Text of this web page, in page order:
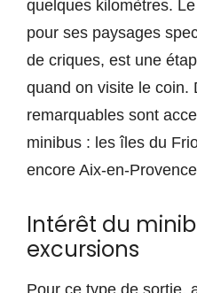
quelques kilomètres.
pour ses paysages
de criques, est une
quand on visite le coin.
remarquables sont
minibus : les îles du
encore Aix-en-
Intérêt du
excursions
Pour ce type de sortie,